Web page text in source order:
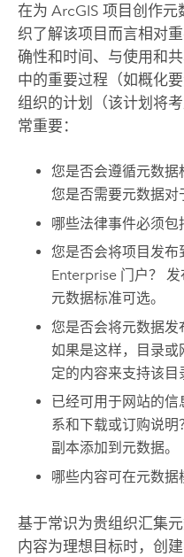
在为 ArcGIS 项目创作
织了解该项目而言相对
确性和时间、与使用和
中的重要过程（如概化
组织的计划（该计划将
常重要：
您是否会遵循元数据
您是否需要元数据对
哪些法律事件必须包
您是否会将项目发
Enterprise 门户？
元数据标准可选。
您是否会将元数据发
如果是这样，目录
定的内容来支持该目
已经可用于网站的
系和下载或订购说
副本添加到元数据。
哪些内容可在元数据
基于常识为贵组织汇集
内容为理想目标时，创